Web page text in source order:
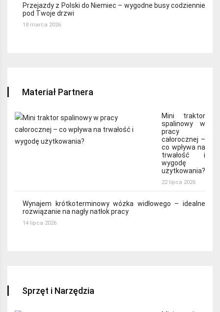
Przejazdy z Polski do Niemiec – wygodne busy codziennie
pod Twoje drzwi
18 marca 2026
Materiał Partnera
Mini traktor
spalinowy w
pracy
całorocznej –
co wpływa na
trwałość i
wygodę
użytkowania?
22 lipca 2026
Wynajem krótkoterminowy wózka widłowego – idealne
rozwiązanie na nagły natłok pracy
14 lipca 2026
Sprzęt i Narzędzia